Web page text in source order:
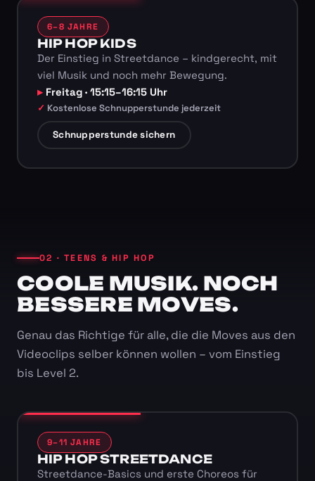
6–8 JAHRE
HIP HOP KIDS
Der Einstieg in Streetdance – kindgerecht, mit
viel Musik und noch mehr Bewegung.
Freitag · 15:15–16:15 Uhr
Kostenlose Schnupperstunde jederzeit
Schnupperstunde sichern
02 · TEENS & HIP HOP
COOLE MUSIK. NOCH
BESSERE MOVES.
Genau das Richtige für alle, die die Moves aus den
Videoclips selber können wollen – vom Einstieg
bis Level 2.
9–11 JAHRE
HIP HOP STREETDANCE
Streetdance-Basics und erste Choreos für